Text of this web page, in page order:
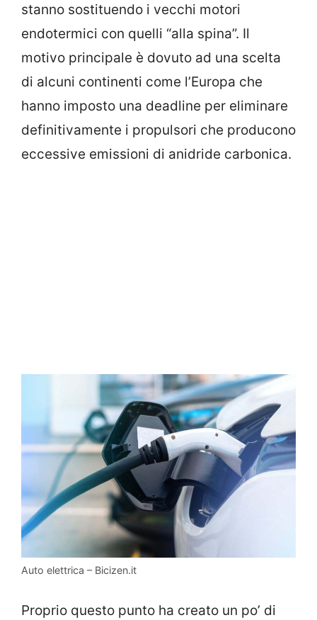
stanno sostituendo i vecchi motori
endotermici con quelli “alla spina”. Il
motivo principale è dovuto ad una scelta
di alcuni continenti come l’Europa che
hanno imposto una deadline per eliminare
definitivamente i propulsori che producono
eccessive emissioni di anidride carbonica.
Auto elettrica – Bicizen.it
Proprio questo punto ha creato un po’ di